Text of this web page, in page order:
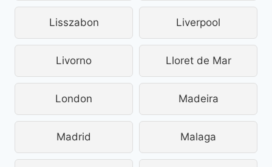
Lisszabon Liverpool
Livorno Lloret de Mar
London Madeira
Madrid Malaga